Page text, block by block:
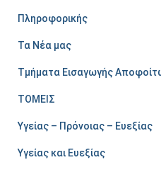
Πληροφορικής
Τα Νέα μας
Τμήματα Εισαγωγής
ΤΟΜΕΙΣ
Υγείας – Πρόνοιας – Ευεξίας
Υγείας και Ευεξίας